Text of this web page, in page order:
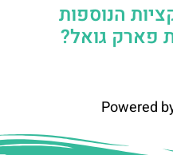
הנוספות
פארק גואל?
Powered